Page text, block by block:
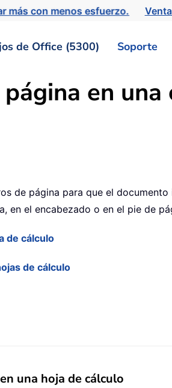
más con menos esfuerzo.
de Office (5300) Soporte
en una
de página para que el
en el encabezado o en el pie de
de cálculo
de cálculo
una hoja de cálculo